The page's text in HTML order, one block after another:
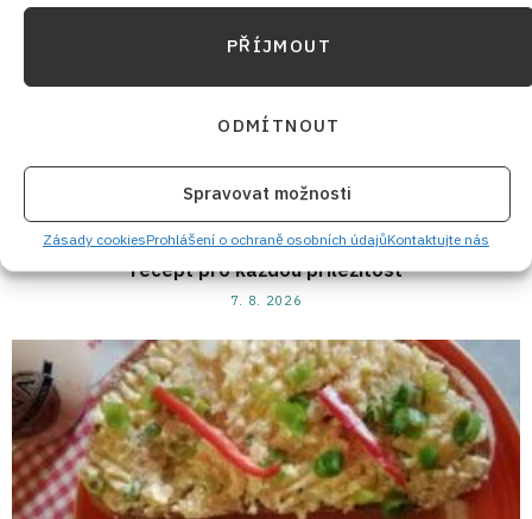
PŘÍJMOUT
ODMÍTNOUT
Spravovat možnosti
Zásady cookiesProhlášení o ochraně osobních údajůKontaktujte nás
Objevte kouzlo kakaové rolády bez mouky: Snadný
recept pro každou příležitost
7. 8. 2026